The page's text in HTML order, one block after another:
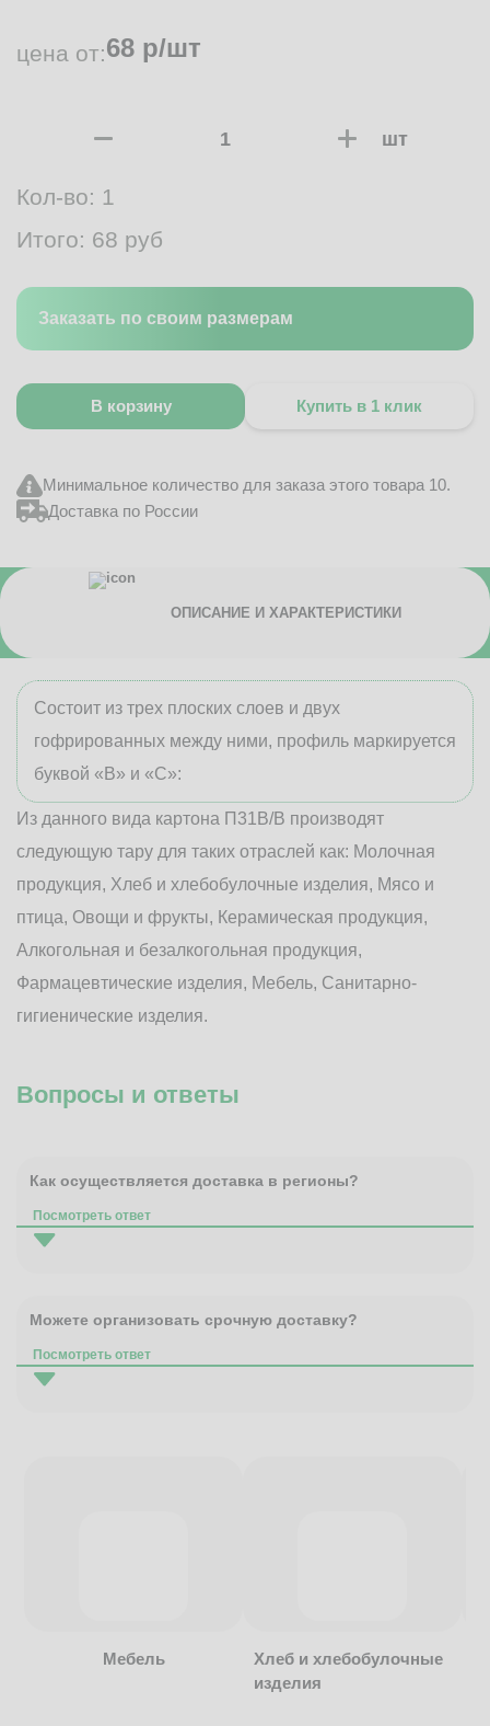
цена от:68 р/шт
шт
Кол-во: 1
Итого: 68 руб
Заказать по своим размерам
В корзину Купить в 1 клик
Минимальное количество для заказа этого товара 10.
Доставка по России
ОПИСАНИЕ И ХАРАКТЕРИСТИКИ
Состоит из трех плоских слоев и двух
гофрированных между ними, профиль маркируется
буквой «В» и «С»:
Из данного вида картона П31В/B производят
следующую тару для таких отраслей как: Молочная
продукция, Хлеб и хлебобулочные изделия, Мясо и
птица, Овощи и фрукты, Керамическая продукция,
Алкогольная и безалкогольная продукция,
Фармацевтические изделия, Мебель, Санитарно-
гигиенические изделия.
Вопросы и ответы
Как осуществляется доставка в регионы?
Посмотреть ответ
Можете организовать срочную доставку?
Посмотреть ответ
Мебель
Хлеб и хлебобулочные
изделия